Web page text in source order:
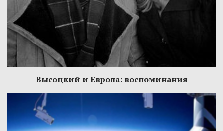
Высоцкий и Европа: воспоминания